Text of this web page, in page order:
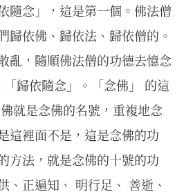
隨念」，這是第一個。佛法僧
歸依佛、歸依法、歸依僧的。
亂，隨順佛法僧的功德去憶念
歸依隨念」。「念佛」 的這
就是念佛的名號，重複地念
這裡面不是，這是念佛的功
方法，就是念佛的十號的功
、正遍知、 明行足、 善逝、